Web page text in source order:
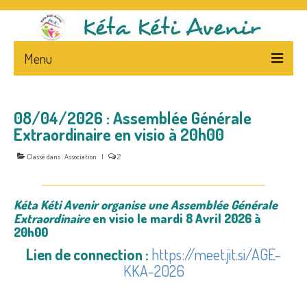
Menu
L’ASSOCIATION
PRESENTATION
LA PRESSE ET L’ASSOCIATION
CA
08/04/2026 : Assemblée Générale
Extraordinaire en visio à 20h00
Classé dans :Association | 2
Kéta Kéti Avenir organise une Assemblée Générale
Extraordinaireen visio le mardi 8 Avril 2026 à
20h00
Lien de connection : https://meet.jit.si/AGE-
KKA-2026